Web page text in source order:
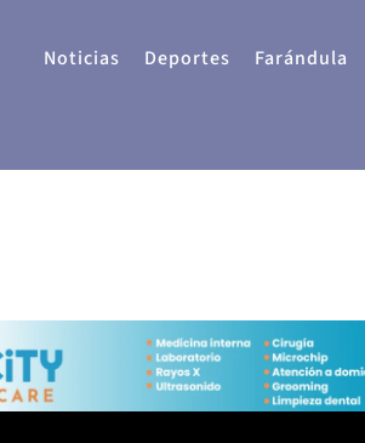
Noticias Deportes Farándula